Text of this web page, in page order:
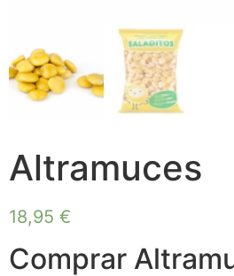
Altramuces
18,95 €
Comprar